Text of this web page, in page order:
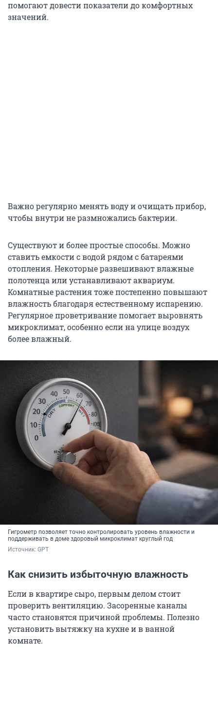
помогают довести показатели до комфортных
значений.
Важно регулярно менять воду и очищать прибор,
чтобы внутри не размножались бактерии.
Существуют и более простые способы. Можно
ставить емкости с водой рядом с батареями
отопления. Некоторые развешивают влажные
полотенца или устанавливают аквариум.
Комнатные растения тоже постепенно повышают
влажность благодаря естественному испарению.
Регулярное проветривание помогает выровнять
микроклимат, особенно если на улице воздух
более влажный.
Гигрометр позволяет точно контролировать уровень влажности и
поддерживать в доме здоровый микроклимат круглый год
Источник: GPT
Как снизить избыточную влажность
Если в квартире сыро, первым делом стоит
проверить вентиляцию. Засоренные каналы
часто становятся причиной проблемы. Полезно
установить вытяжку на кухне и в ванной
комнате.